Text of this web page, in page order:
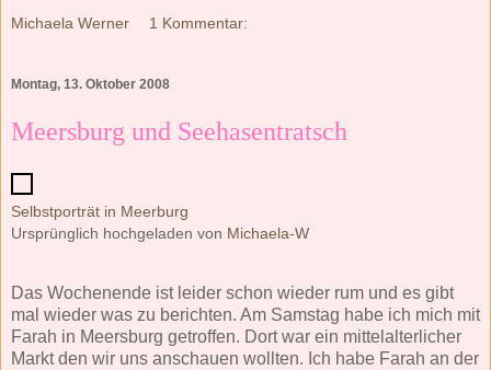
Michaela Werner 1 Kommentar:
Montag, 13. Oktober 2008
Meersburg und Seehasentratsch
Selbstporträt in Meerburg
Ursprünglich hochgeladen von Michaela-W
Das Wochenende ist leider schon wieder rum und es gibt
mal wieder was zu berichten. Am Samstag habe ich mich mit
Farah in Meersburg getroffen. Dort war ein mittelalterlicher
Markt den wir uns anschauen wollten. Ich habe Farah an der